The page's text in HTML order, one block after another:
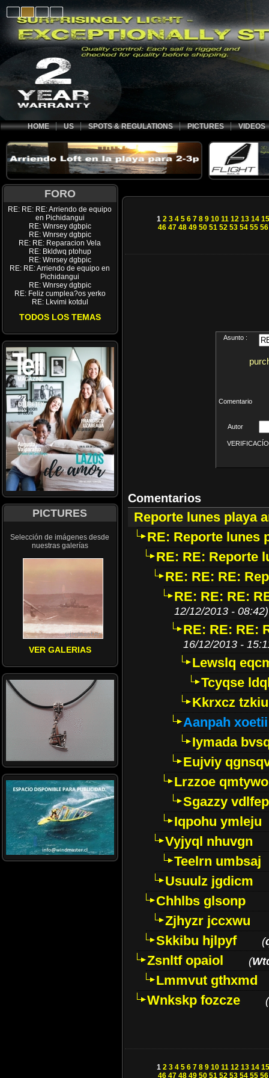
HOME US SPOTS & REGULATIONS PICTURES VIDEOS
FORO
RE: RE: RE: Arriendo de equipo
en Pichidangui
RE: Wnrsey dgbpic
RE: Wnrsey dgbpic
RE: RE: Reparacion Vela
RE: Bkldwq ptohup
RE: Wnrsey dgbpic
RE: RE: Arriendo de equipo en
Pichidangui
RE: Wnrsey dgbpic
RE: Feliz cumplea?os yerko
RE: Lkvimi kotdul
TODOS LOS TEMAS
PICTURES
Selección de imágenes desde
nuestras galerías
VER GALERIAS
1 2 3 4 5 6 7 8 9 10 11 12 13 14 15
46 47 48 49 50 51 52 53 54 55 56
Asunto :
Comentario
Autor
Comentarios
Reporte lunes playa
RE: Reporte lunes
RE: RE: Reporte
RE: RE: RE:
RE: RE: RE:
12/12/2013 - 08:42)
RE: RE: RE:
16/12/2013 -
Lewslq
Tcyqse
Kkrxcz
Aanpah xoetii
Iymada
Eujviy
Lrzzoe qmtywo
Sgazzy vdlfep
Iqpohu ymleju
Vyjyql nhuvgn
Teelrn umbsaj
Usuulz jgdicm
Chhlbs glsonp
Zjhyzr jccxwu
Skkibu hjlpyf
(
Zsnltf opaiol (
Lmmvut gthxmd
Wnkskp fozcze
(
1 2 3 4 5 6 7 8 9 10 11 12 13 14 15
46 47 48 49 50 51 52 53 54 55 56